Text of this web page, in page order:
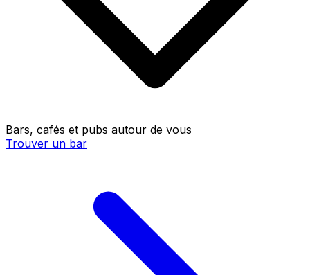
Bars, cafés et pubs autour de vous
Trouver un bar